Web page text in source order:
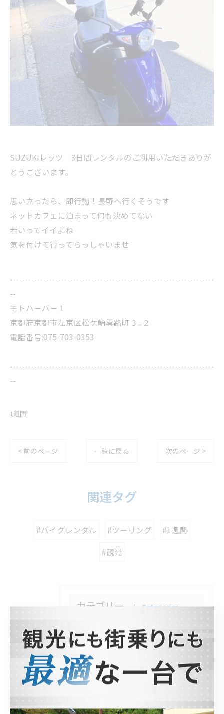
SUZUKIレッツ 3日間レンタルのご利用いただきありが
とうございます。
思い立ったら、即行動！長野へ行くそうです
ネットカフェに泊まって何も決めてない
若いってイイよね
気を付けて行ってらっしゃいませ
--------------------------------------------------------------------
--
モトハーバー１
京都府京都市左京区松ケ崎雲路町３−２
電話番号:075-703-0353
--------------------------------------------------------------------
--
1週間
< 前のページ 一覧に戻る 次のページ >
関連タグ
#バイクレンタル #ツーリング
#1週間
#観光
カテゴリー Categories
全てのカテゴリー
ホンダ
ヤマハ
スズキ